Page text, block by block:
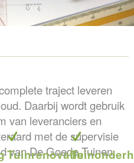
traject leveren
Daarbij wordt gebruik
van leveranciers en
met de supervisie
van De Goede Tuinen.
Tuinrenovatie